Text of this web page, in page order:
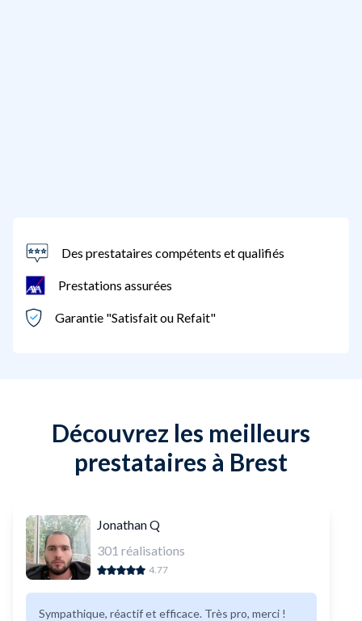
Des prestataires compétents et qualifiés
Prestations assurées
Garantie "Satisfait ou Refait"
Découvrez les meilleurs
prestataires à Brest
Jonathan Q
301 réalisations
4.77
Sympathique, réactif et efficace. Très pro, merci !